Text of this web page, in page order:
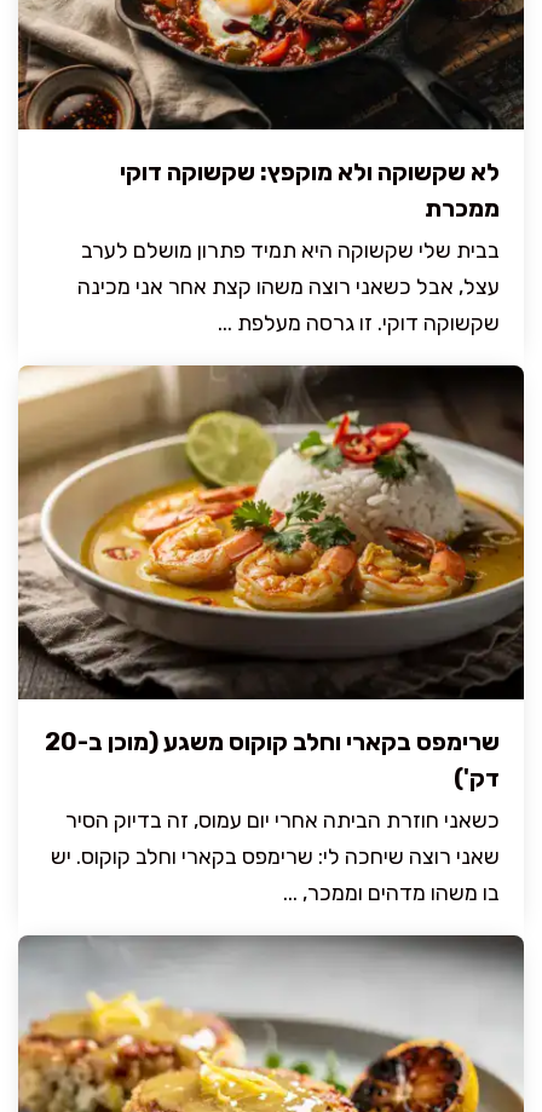
לא שקשוקה ולא מוקפץ: שקשוקה דוקי
ממכרת
בבית שלי שקשוקה היא תמיד פתרון מושלם לערב
עצל, אבל כשאני רוצה משהו קצת אחר אני מכינה
שקשוקה דוקי. זו גרסה מעלפת ...
שרימפס בקארי וחלב קוקוס משגע (מוכן ב-20
דק')
כשאני חוזרת הביתה אחרי יום עמוס, זה בדיוק הסיר
שאני רוצה שיחכה לי: שרימפס בקארי וחלב קוקוס. יש
בו משהו מדהים וממכר, ...